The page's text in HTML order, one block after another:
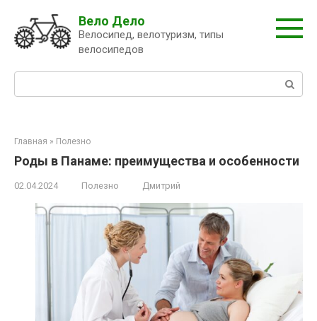
контенту
Вело Дело
Велосипед, велотуризм, типы
велосипедов
Главная » Полезно
Роды в Панаме: преимущества и особенности
02.04.2024 Полезно Дмитрий